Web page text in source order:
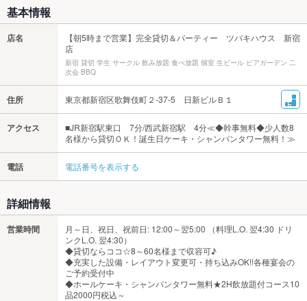
基本情報
店名
【朝5時まで営業】完全貸切＆パーティー ツバキハウス 新宿
店
新宿 貸切 学生 サークル 飲み放題 食べ放題 個室 生ビール ビアガーデン 二
次会 BBQ
住所 東京都新宿区歌舞伎町２-37-5 日新ビルＢ１
アクセス
■JR新宿駅東口 7分/西武新宿駅 4分≪◆幹事無料◆少人数8
名様から貸切ＯＫ！誕生日ケーキ・シャンパンタワー無料！≫
電話 電話番号を表示する
詳細情報
営業時間
月～日、祝日、祝前日: 12:00～翌5:00 （料理L.O. 翌4:30 ドリ
ンクL.O. 翌4:30）
◆貸切ならココ☆8～60名様まで収容可♪
◆充実した設備・レイアウト変更可・持ち込みOK!!各種宴会の
ご予約受付中
◆ホールケーキ・シャンパンタワー無料★2H飲放題付コース10
品2000円税込～